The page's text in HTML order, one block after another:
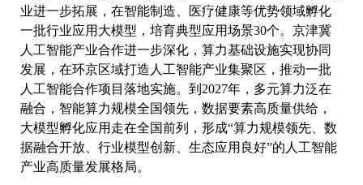
业进一步拓展，在智能制造、医疗健康等优势领域孵化
一批行业应用大模型，培育典型应用场景30个。京津冀
人工智能产业合作进一步深化，算力基础设施实现协同
发展，在环京区域打造人工智能产业集聚区，推动一批
人工智能合作项目落地实施。到2027年，多元算力泛在
融合，智能算力规模全国领先，数据要素高质量供给，
大模型孵化应用走在全国前列，形成“算力规模领先、数
据融合开放、行业模型创新、生态应用良好”的人工智能
产业高质量发展格局。